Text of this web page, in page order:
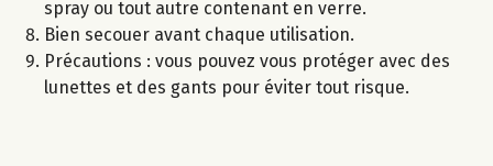
spray ou tout autre contenant en verre.
Bien secouer avant chaque utilisation.
Précautions : vous pouvez vous protéger avec des
lunettes et des gants pour éviter tout risque.